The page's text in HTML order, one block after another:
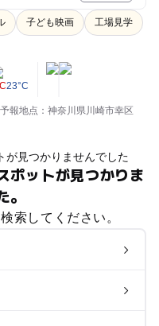
子ども映画 工場見学
23°C
予報地点：神奈川県川崎市幸区
ポットが見つかりま
索してください。